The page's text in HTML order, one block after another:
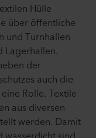
Hülle
über öffentliche
und Turnhallen
Lagerhallen.
der
auch die
Rolle. Textile
aus diversen
werden. Damit